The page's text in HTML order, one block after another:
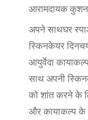
आरामदायक कुशन
अपने साथघर स्पा
स्किनकेयर
आयुर्वेदा
साथ अपनी
को शांत करने के
और कायाकल्प के